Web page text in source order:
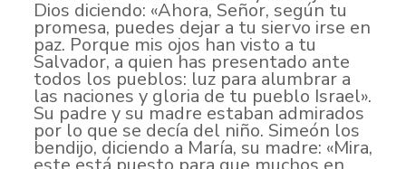
Dios diciendo: «Ahora, Señor, según tu
promesa, puedes dejar a tu siervo irse en
paz. Porque mis ojos han visto a tu
Salvador, a quien has presentado ante
todos los pueblos: luz para alumbrar a
las naciones y gloria de tu pueblo Israel».
Su padre y su madre estaban admirados
por lo que se decía del niño. Simeón los
bendijo, diciendo a María, su madre: «Mira,